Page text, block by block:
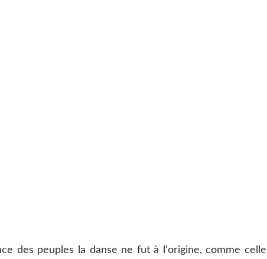
des peuples la danse ne fut à l'origine, comme celle